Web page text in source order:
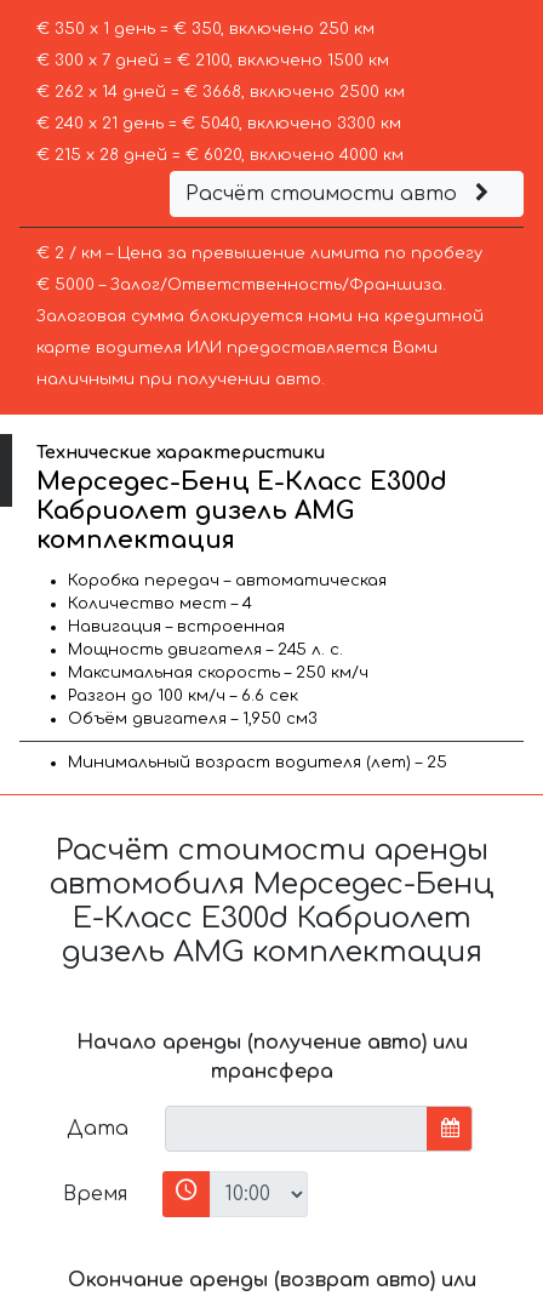
€ 350 х 1 день = € 350, включено 250 км
€ 300 х 7 дней = € 2100, включено 1500 км
€ 262 х 14 дней = € 3668, включено 2500 км
€ 240 х 21 день = € 5040, включено 3300 км
€ 215 х 28 дней = € 6020, включено 4000 км
Расчёт стоимости авто
€ 2 / км – Цена за превышение лимита по пробегу
€ 5000 – Залог/Ответственность/Франшиза.
Залоговая сумма блокируется нами на кредитной
карте водителя ИЛИ предоставляется Вами
наличными при получении авто.
Технические характеристики
Мерседес-Бенц Е-Класс Е300d
Кабриолет дизель AMG
комплектация
Коробка передач – автоматическая
Количество мест – 4
Навигация – встроенная
Мощность двигателя – 245 л. с.
Максимальная скорость – 250 км/ч
Разгон до 100 км/ч – 6.6 сек
Объём двигателя – 1,950 см3
Минимальный возраст водителя (лет) – 25
Расчёт стоимости аренды
автомобиля Мерседес-Бенц
Е-Класс Е300d Кабриолет
дизель AMG комплектация
Начало аренды (получение авто) или
трансфера
Дата
Время
Окончание аренды (возврат авто) или